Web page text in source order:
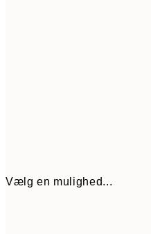
Vælg en mulighed...